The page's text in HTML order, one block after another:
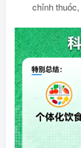
chỉnh